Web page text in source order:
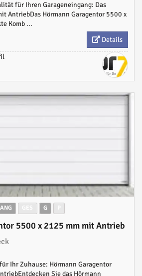
für Ihren Garageneingang: Das
AntriebDas Hörmann Garagentor 5500 x
Komb ...
Details
ANG G
5500 x 2125 mm mit Antrieb
Ihr Zuhause: Hörmann Garagentor
Sie das Hörmann